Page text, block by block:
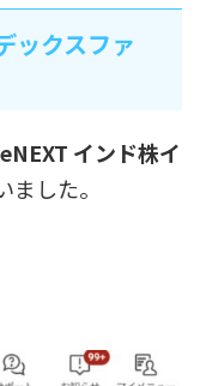
ックスファ
インド株イ
した。